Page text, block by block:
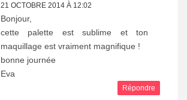
21 OCTOBRE 2014 À 12:02
Bonjour,
cette palette est sublime et ton
maquillage est vraiment magnifique !
bonne journée
Eva
Répondre